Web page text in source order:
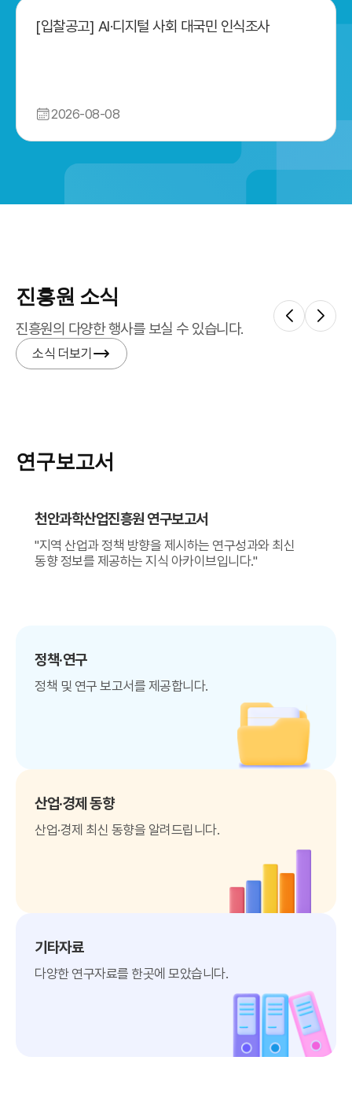
[입찰공고] AI·디지털 사회 대국민 인식조사
2026-08-08
진흥원 소식
진흥원의 다양한 행사를 보실 수 있습니다.
소식 더보기
연구보고서
천안과학산업진흥원 연구보고서
"지역 산업과 정책 방향을 제시하는 연구성과와 최신
동향 정보를 제공하는 지식 아카이브입니다."
정책·연구
정책 및 연구 보고서를 제공합니다.
산업·경제 동향
산업·경제 최신 동향을 알려드립니다.
기타자료
다양한 연구자료를 한곳에 모았습니다.